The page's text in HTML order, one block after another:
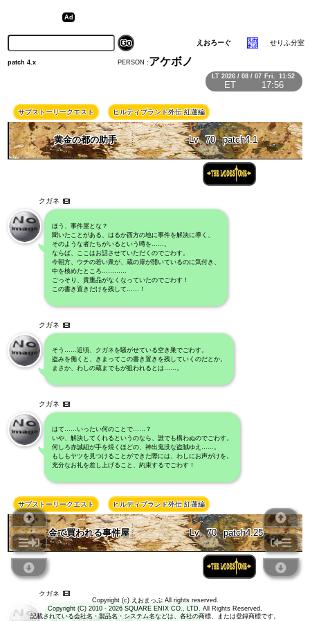
Copyright (c) えおまっぷ All rights reserved.
Copyright (C) 2010 - 2026 SQUARE ENIX CO., LTD. All Rights Reserved.
記載されている会社名・製品名・システム名などは、各社の商標、または登録商標です。
LT 2026 / 08 / 07 Fri. 11:52
ET 17:56
えおろーぐ せりふ分室
PERSON : アケボノ
patch 4.x
サブストーリークエスト ヒルディブランド外伝 紅蓮編
黄金の都の助手 Lv 70 patch4.1
クガネ
ほう、事件屋とな？
聞いたことがある、はるか西方の地に事件を解決に導く、
そのような者たちがいるという噂を……。
ならば、ここはお話させていただくのでごわす。
今朝方、ウチの若い衆が、蔵の扉が開いているのに気付き、
中を検めたところ…………
ごっそり、貴重品がなくなっていたのでごわす！
この書き置きだけを残して……！
クガネ
そう……近頃、クガネを騒がせている空き巣でごわす。
盗みを働くと、きまってこの書き置きを残していくのだとか。
まさか、わしの蔵までもが狙われるとは……。
クガネ
はて……いったい何のことで……？
いや、解決してくれるというのなら、誰でも構わぬのでごわす。
何しろ赤誠組が手を焼くほどの、神出鬼没な盗賊ゆえ……。
もしもヤツを見つけることができた際には、わしにお声がけを。
充分なお礼を差し上げること、約束するでごわす！
サブストーリークエスト ヒルディブランド外伝 紅蓮編
金で買われる事件屋 Lv 70 patch4.25
クガネ
ほう、見慣れぬ者がいると思ったら、